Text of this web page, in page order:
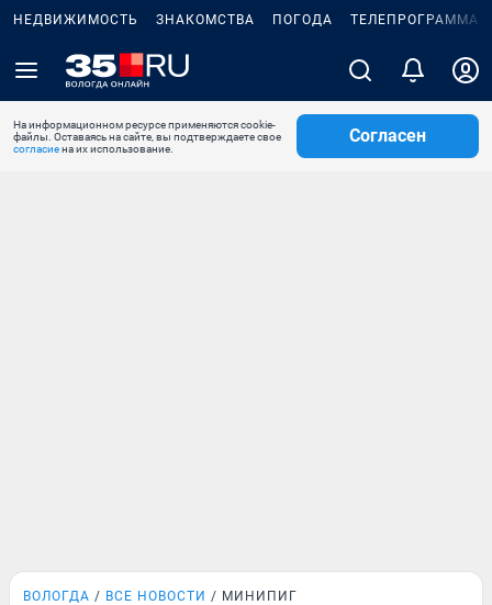
НЕДВИЖИМОСТЬ ЗНАКОМСТВА ПОГОДА ТЕЛЕПРОГРАММА
На информационном ресурсе применяются cookie-
файлы. Оставаясь на сайте, вы подтверждаете свое
согласиена их использование.
Согласен
ВОЛОГДА ВСЕ НОВОСТИ МИНИПИГ